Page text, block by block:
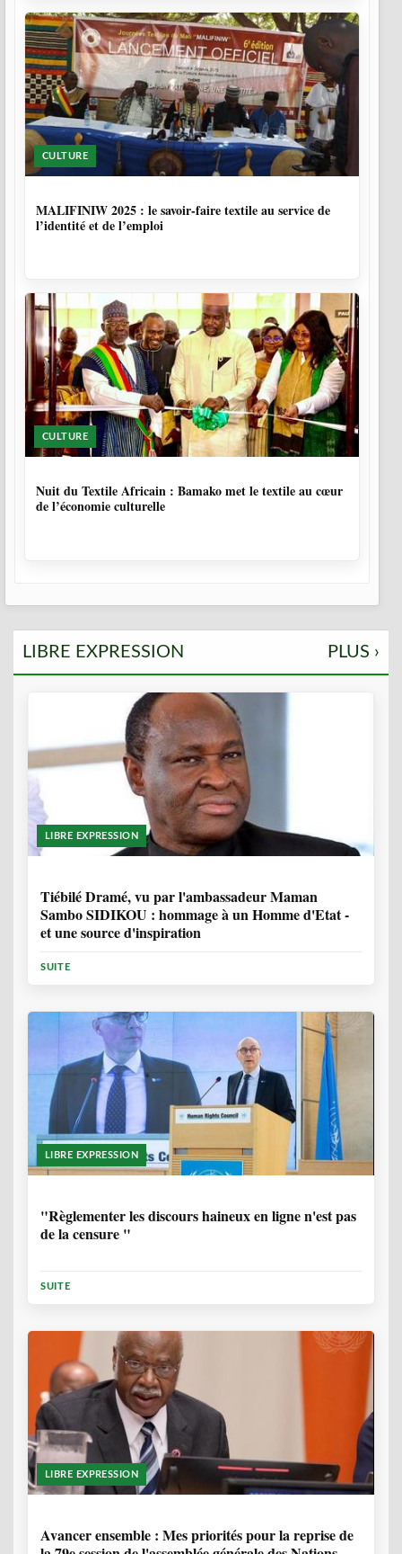
CULTURE
MALIFINIW 2025 : le savoir-faire textile au service de
l’identité et de l’emploi
CULTURE
Nuit du Textile Africain : Bamako met le textile au cœur
de l’économie culturelle
LIBRE EXPRESSION PLUS ›
LIBRE EXPRESSION
Tiébilé Dramé, vu par l'ambassadeur Maman
Sambo SIDIKOU : hommage à un Homme d'Etat -
et une source d'inspiration
SUITE
LIBRE EXPRESSION
"Règlementer les discours haineux en ligne n'est pas
de la censure "
SUITE
LIBRE EXPRESSION
Avancer ensemble : Mes priorités pour la reprise de